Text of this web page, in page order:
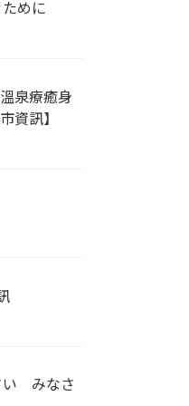
めに
泉療癒身
資訊】
い みなさ